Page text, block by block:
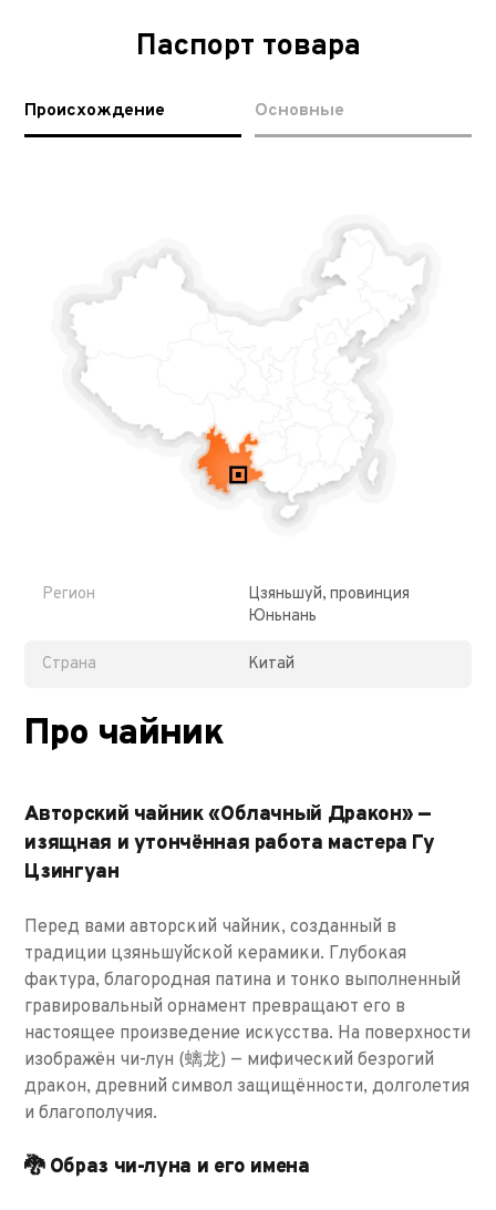
Паспорт товара
Происхождение Основные
Регион
Цзяньшуй, провинция
Юньнань
Страна Китай
Про чайник
Авторский чайник «Облачный Дракон» —
изящная и утончённая работа мастера Гу
Цзингуан
Перед вами авторский чайник, созданный в
традиции цзяньшуйской керамики. Глубокая
фактура, благородная патина и тонко выполненный
гравировальный орнамент превращают его в
настоящее произведение искусства. На поверхности
изображён чи-лун (螭龙) — мифический безрогий
дракон, древний символ защищённости, долголетия
и благополучия.
🐉 Образ чи-луна и его имена